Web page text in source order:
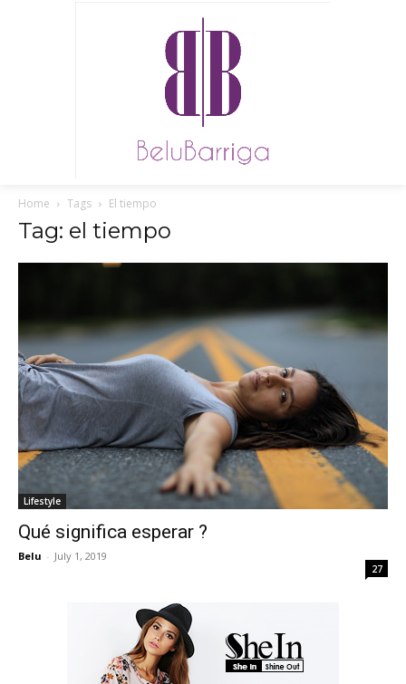
Home Tags El tiempo
Tag: el tiempo
Lifestyle
Qué significa esperar ?
Belu - July 1, 2019
27